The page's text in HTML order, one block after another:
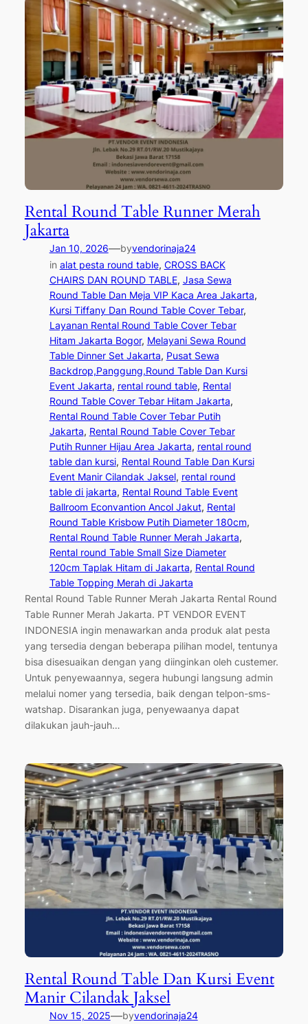
Rental Round Table Runner Merah
Jakarta
Jan 10, 2026—byvendorinaja24
in alat pesta round table, CROSS BACK
CHAIRS DAN ROUND TABLE, Jasa Sewa
Round Table Dan Meja VIP Kaca Area Jakarta
Kursi Tiffany Dan Round Table Cover Tebar
Layanan Rental Round Table Cover Tebar
Hitam Jakarta Bogor, Melayani Sewa Round
Table Dinner Set Jakarta, Pusat Sewa
Backdrop,Panggung,Round Table Dan Kursi
Event Jakarta, rental round table, Rental
Round Table Cover Tebar Hitam Jakarta
Rental Round Table Cover Tebar Putih
Jakarta, Rental Round Table Cover Tebar
Putih Runner Hijau Area Jakarta, rental round
table dan kursi, Rental Round Table Dan Kursi
Event Manir Cilandak Jaksel, rental round
table di jakarta, Rental Round Table Event
Ballroom Econvantion Ancol Jakut, Rental
Round Table Krisbow Putih Diameter 180cm
Rental Round Table Runner Merah Jakarta
Rental round Table Small Size Diameter
120cm Taplak Hitam di Jakarta, Rental Round
Table Topping Merah di Jakarta
Rental Round Table Runner Merah Jakarta Rental Round
Table Runner Merah Jakarta. PT VENDOR EVENT
INDONESIA ingin menawarkan anda produk alat pesta
yang tersedia dengan beberapa pilihan model, tentunya
bisa disesuaikan dengan yang diinginkan oleh custemer.
Untuk penyewaannya, segera hubungi langsung admin
melalui nomer yang tersedia, baik dengan telpon-sms-
watshap. Disarankan juga, penyewaanya dapat
dilakukan jauh-jauh…
Rental Round Table Dan Kursi Event
Manir Cilandak Jaksel
Nov 15, 2025—byvendorinaja24